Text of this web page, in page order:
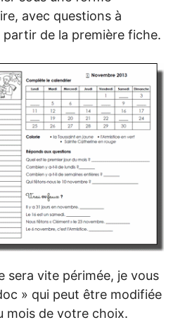
avec questions à
de la première fiche.
sera vite périmée, je vous
» qui peut être modifiée
mois de votre choix.